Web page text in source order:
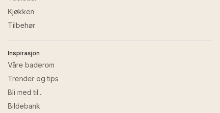
Kjøkken
Tilbehør
Inspirasjon
Våre baderom
Trender og tips
Bli med til...
Bildebank